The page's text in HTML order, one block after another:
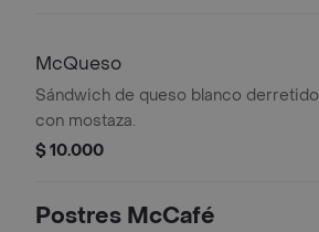
McQueso
Sándwich de queso blanco derretido
con mostaza.
$ 10.000
Postres McCafé